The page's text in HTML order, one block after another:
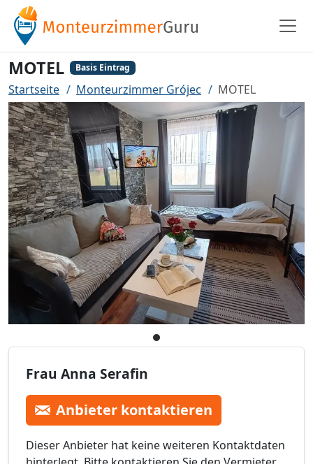
MOTEL Basis Eintrag
Startseite Monteurzimmer Grójec MOTEL
Frau Anna Serafin
Anbieter kontaktieren
Dieser Anbieter hat keine weiteren Kontaktdaten